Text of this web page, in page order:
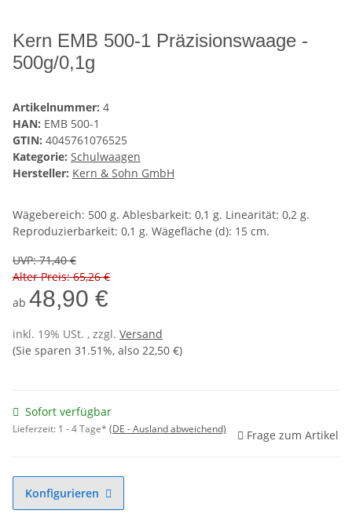
Kern EMB 500-1 Präzisionswaage -
500g/0,1g
Artikelnummer: 4
HAN: EMB 500-1
GTIN: 4045761076525
Kategorie: Schulwaagen
Hersteller: Kern & Sohn GmbH
Wägebereich: 500 g. Ablesbarkeit: 0,1 g. Linearität: 0,2 g.
Reproduzierbarkeit: 0,1 g. Wägefläche (d): 15 cm.
UVP:71,40 €
Alter Preis: 65,26 €
ab 48,90 €
inkl. 19% USt. , zzgl. Versand
(Sie sparen 31.51%, also 22,50 €)
Sofort verfügbar
Lieferzeit: 1 - 4 Tage* (DE - Ausland abweichend) Frage zum Artikel
Konfigurieren